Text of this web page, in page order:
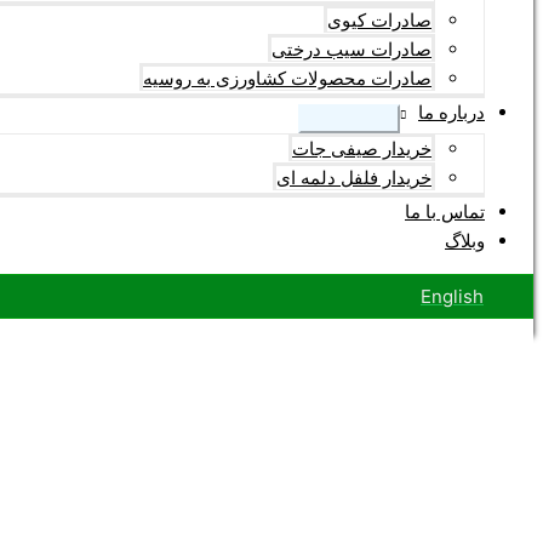
صادرات کیوی
صادرات سیب درختی
صادرات محصولات کشاورزی به روسیه
درباره ما
خریدار صیفی جات
خریدار فلفل دلمه ای
تماس با ما
وبلاگ
English